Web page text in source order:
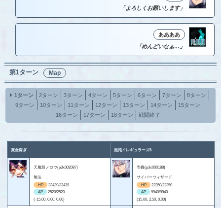
「よろしくお願いします」
ああああ
「めんどいなぁ…」
第1ターン Map
1ターン 2ターン 3ターン 4ターン 5ターン 6ターン 7ターン
8ターン
9ターン
10ターン 11ターン 12ターン 13ターン 14ターン
15ターン
16ターン
17ターン 18ターン 戦闘終了
賞金稼ぎ 混沌イレギュラーズ6
天魔殿ノロウ(p3x002087)
無法
HP
33439/33439
AP
2520/2520
(-15.00, 0.00, 0.00)
壱轟(p3x000188)
サイバーウィザード
HP
22350/22350
AP
9940/9940
(15.00, 2.50, 0.00)